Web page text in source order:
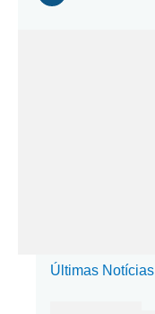
Últimas Notícias